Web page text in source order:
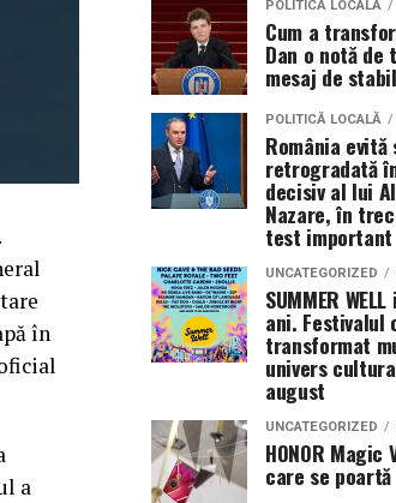
în
a
POLITICĂ LOCALĂ
Cum a
Dan o notă
mesaj de
POLITICĂ LOCALĂ
România evită
retrogradată
decisiv al lui
Nazare, în
test important
UNCATEGORIZED
SUMMER
ani. Festivalul
transformat
univers
august
UNCATEGORIZED
HONOR
care se poartă